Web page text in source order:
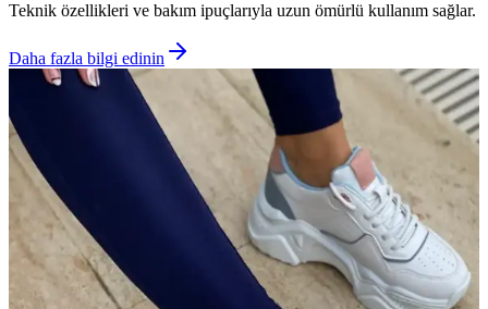
Teknik özellikleri ve bakım ipuçlarıyla uzun ömürlü kullanım sağlar.
Daha fazla bilgi edinin